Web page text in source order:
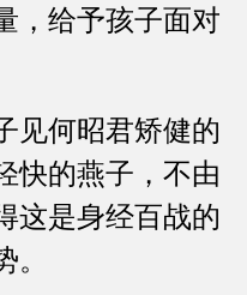
，给予孩子面对
何昭君矫健的
快的燕子，不由
这是身经百战的